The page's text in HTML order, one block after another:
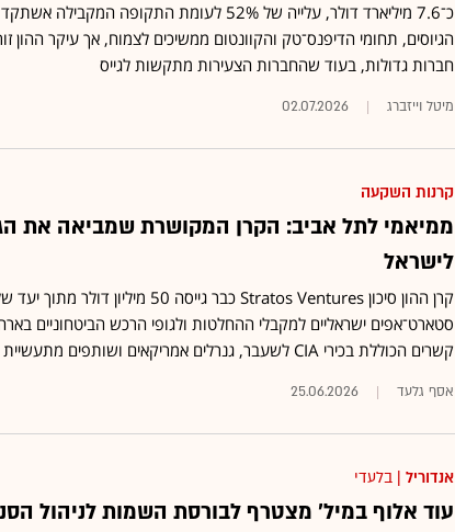
כ־7.6 מיליארד דולר, עלייה של 52% לעומת התקופה
הגיוסים, תחומי הדיפנס־טק והקוונטום ממשיכים לצמוח, אך עיקר ההון
חברות גדולות, בעוד שהחברות הצעירות מתקשות לגייס
מיטל וייזברג 02.07.2026
קרנות השקעה
ממיאמי לתל אביב: הקרן המקושרת שמביאה את
לישראל
סטארט־אפים ישראליים למקבלי ההחלטות ולגופי הרכש הביטחוניים
קשרים הכוללת בכירי CIA לשעבר, גנרלים אמריקאים ושותפים מתעשיית ההייטק
אסף גלעד 25.06.2026
אנדוריל | בלעדי
עוד אלוף במיל׳ מצטרף לבורסת השמות לניהול